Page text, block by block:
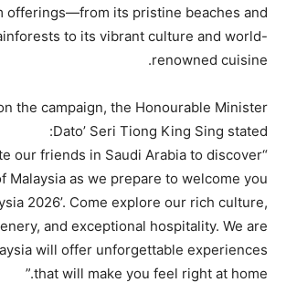
offerings—from its pristine beaches and
to its vibrant culture and world-
renowned cuisine.
the campaign, the Honourable Minister
Dato’ Seri Tiong King Sing stated:
our friends in Saudi Arabia to discover
Malaysia as we prepare to welcome you
2026’. Come explore our rich culture,
and exceptional hospitality. We are
will offer unforgettable experiences
that will make you feel right at home.”